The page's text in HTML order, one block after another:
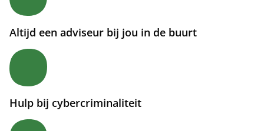
Altijd een adviseur bij jou in de buurt
Hulp bij cybercriminaliteit